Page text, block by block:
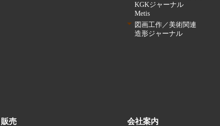
KGKジャーナル
Metis
図画工作／美術関連
造形ジャーナル
販売
会社案内